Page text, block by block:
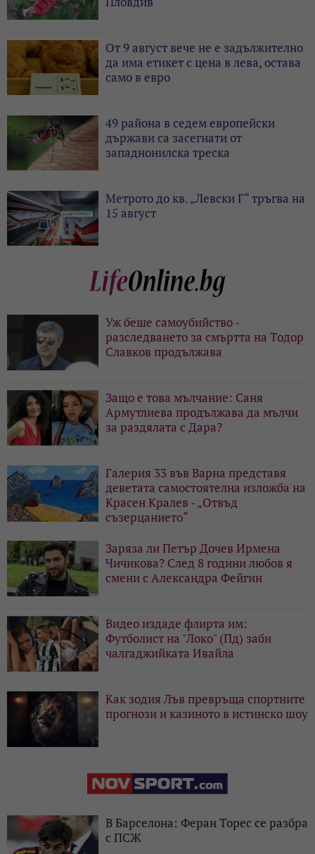
От 9 август вече не е задължително
да има етикет с цена в лева, остава
само в евро
49 района в седем европейски
държави са засегнати от
западнонилска треска
Метрото до кв. „Левски Г“ тръгва на
15 август
Уж беше самоубийство -
разследването за смъртта на Тодор
Славков продължава
Защо е това мълчание: Саня
Армутлиева продължава да мълчи
за раздялата с Дара?
Галерия 33 във Варна представя
деветата самостоятелна изложба на
Красен Кралев - „Отвъд
съзерцанието“
Заряза ли Петър Дочев Ирмена
Чичикова? След 8 години любов я
смени с Александра Фейгин
Видео издаде флирта им:
Футболист на "Локо" (Пд) заби
чалгаджийката Ивайла
Как зодия Лъв превръща спортните
прогнози и казиното в истинско шоу
В Барселона: Феран Торес се разбра
с ПСЖ